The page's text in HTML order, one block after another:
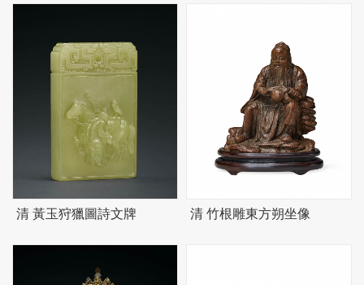
清 黃玉狩獵圖詩文牌 清 竹根雕東方朔坐像